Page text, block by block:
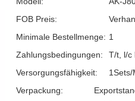
FOB Preis:
Minimale Bestellmenge: 1
Zahlungsbedingungen:
T/t, l/c
Versorgungsfähigkeit:
1Sets/
Verpackung: